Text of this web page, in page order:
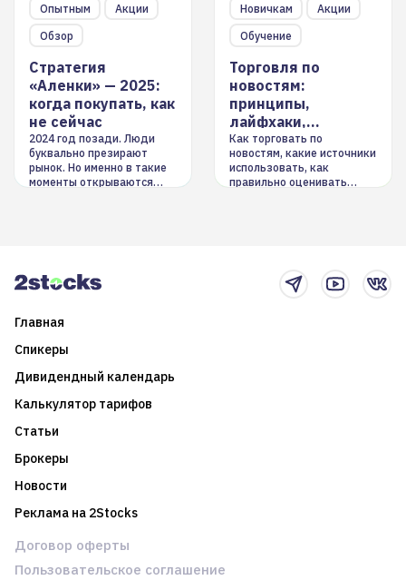
Опытным
Акции
Обзор
Стратегия
«Аленки» — 2025:
когда покупать, как
не сейчас
2024 год позади. Люди
буквально презирают
рынок. Но именно в такие
моменты открываются
Новичкам
Акции
Обучение
Торговля по
новостям:
принципы,
лайфхаки,
инструменты
Как торговать по
новостям, какие источники
использовать, как
правильно оценивать
Главная
Спикеры
Дивидендный календарь
Калькулятор тарифов
Статьи
Брокеры
Новости
Реклама на 2Stocks
Договор оферты
Пользовательское соглашение